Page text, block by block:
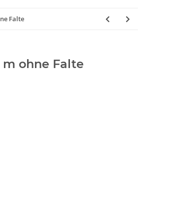
Falte
ohne Falte